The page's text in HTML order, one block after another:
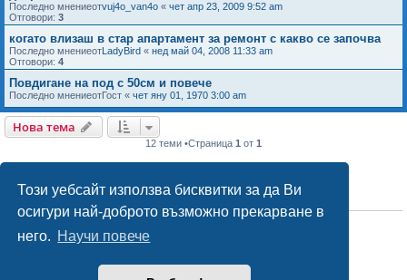
Този уебсайт използва бисквитки за да Ви
осигури най-доброто възможно прекарване в
него. Научи повече
Последно мнениеотvuj4o_van4o « чет апр 23, 2009 9:52 am
Отговори: 3
когато влизаш в стар апартамент за ремонт с какво се започва
Последно мнениеотLadyBird « нед май 04, 2008 11:33 am
Отговори: 4
Повдигане на под с 50см и повече
Последно мнениеотГост « чет яну 01, 1970 3:00 am
Нова тема
12 теми •Страница 1 от 1
ПРАВА НА ФОРУМА
Вие не можетеда публикувате теми в този форум
Виене можетеда отговаряте на теми в този форум
не можетеда променяте собствените си мнения в този форум
да прикачвате файлове в този форум